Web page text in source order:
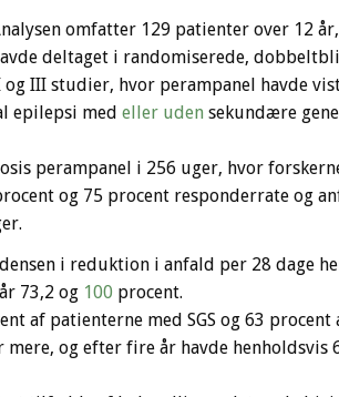
omfatter 129 patienter over 12
deltaget i randomiserede,
og III studier, hvor perampanel havde
epilepsi med eller uden sekundære
perampanel i 256 uger, hvor
og 75 procent responderrate og
i reduktion i anfald per 28 dage
73,2 og 100 procent.
af patienterne med SGS og 63 procent
og efter fire år havde henholdsvis